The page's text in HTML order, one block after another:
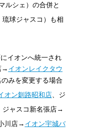
ルシェ）の合併と
琉球ジャスコ）も相
イオンへ統一され
→ イオンレイクタウ
みを変更する場合
オン釧路昭和店、ジ
ジャスコ新名張店→
川店→ イオン宇城バ